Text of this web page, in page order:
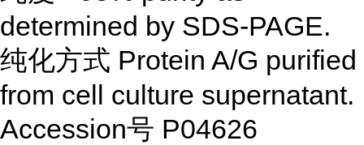
determined by SDS-PAGE.
纯化方式 Protein A/G purified
from cell culture supernatant.
Accession号 P04626